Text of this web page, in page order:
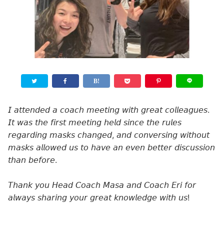
𝘐 𝘢𝘵𝘵𝘦𝘯𝘥𝘦𝘥 𝘢 𝘤𝘰𝘢𝘤𝘩 𝘮𝘦𝘦𝘵𝘪𝘯𝘨 𝘸𝘪𝘵𝘩 𝘨𝘳𝘦𝘢𝘵 𝘤𝘰𝘭𝘭𝘦𝘢𝘨𝘶𝘦𝘴.
𝘐𝘵 𝘸𝘢𝘴 𝘵𝘩𝘦 𝘧𝘪𝘳𝘴𝘵 𝘮𝘦𝘦𝘵𝘪𝘯𝘨 𝘩𝘦𝘭𝘥 𝘴𝘪𝘯𝘤𝘦 𝘵𝘩𝘦 𝘳𝘶𝘭𝘦𝘴
𝘳𝘦𝘨𝘢𝘳𝘥𝘪𝘯𝘨 𝘮𝘢𝘴𝘬𝘴 𝘤𝘩𝘢𝘯𝘨𝘦𝘥, 𝘢𝘯𝘥 𝘤𝘰𝘯𝘷𝘦𝘳𝘴𝘪𝘯𝘨 𝘸𝘪𝘵𝘩𝘰𝘶𝘵
𝘮𝘢𝘴𝘬𝘴 𝘢𝘭𝘭𝘰𝘸𝘦𝘥 𝘶𝘴 𝘵𝘰 𝘩𝘢𝘷𝘦 𝘢𝘯 𝘦𝘷𝘦𝘯 𝘣𝘦𝘵𝘵𝘦𝘳 𝘥𝘪𝘴𝘤𝘶𝘴𝘴𝘪𝘰𝘯
𝘵𝘩𝘢𝘯 𝘣𝘦𝘧𝘰𝘳𝘦.
𝘛𝘩𝘢𝘯𝘬 𝘺𝘰𝘶 𝘏𝘦𝘢𝘥 𝘊𝘰𝘢𝘤𝘩 𝘔𝘢𝘴𝘢 𝘢𝘯𝘥 𝘊𝘰𝘢𝘤𝘩 𝘌𝘳𝘪 𝘧𝘰𝘳
𝘢𝘭𝘸𝘢𝘺𝘴 𝘴𝘩𝘢𝘳𝘪𝘯𝘨 𝘺𝘰𝘶𝘳 𝘨𝘳𝘦𝘢𝘵 𝘬𝘯𝘰𝘸𝘭𝘦𝘥𝘨𝘦 𝘸𝘪𝘵𝘩 𝘶𝘴!